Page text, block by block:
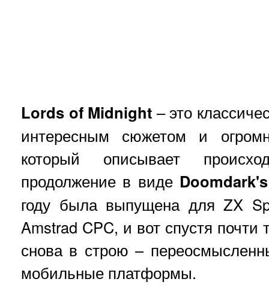
Lords of Midnight – это
интересным сюжетом и
который описывает
продолжение в виде
году была выпущена для ZX
Amstrad CPC, и вот спустя почти
снова в строю –
мобильные платформы.